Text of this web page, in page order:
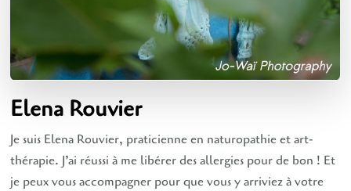
Elena Rouvier
Je suis Elena Rouvier, praticienne en naturopathie et art-
thérapie. J’ai réussi à me libérer des allergies pour de bon ! Et
je peux vous accompagner pour que vous y arriviez à votre